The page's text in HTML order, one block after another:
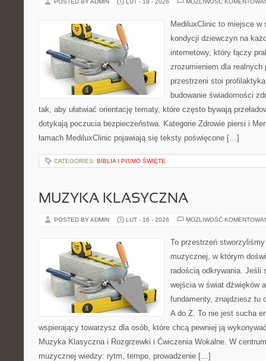
POSTED BY ADMIN LUT - 18 - 2026 MOŻLIWOŚĆ
MediluxClinic to miejsce
kondycji dziewczyn na
internetowy, który łączy
zrozumieniem dla
przestrzeni stoi
budowanie świadomości
tak, aby ułatwiać orientację tematy, które często bywają
dotykają poczucia bezpieczeństwa. Kategorie Zdrowie piersi i
łamach MediluxClinic pojawiają się teksty poświęcone […]
CATEGORIES: BIBLIA I PISMO ŚWIĘTE
MUZYKA KLASYCZNA
POSTED BY ADMIN LUT - 16 - 2026 MOŻLIWOŚĆ
To przestrzeń
muzycznej, w którym
radością odkrywania.
wejścia w świat dźwięków
fundamenty, znajdziesz tu
A do Z. To nie jest sucha
wspierający towarzysz dla osób, które chcą pewniej ją
Muzyka Klasyczna i Rozgrzewki i Ćwiczenia Wokalne. W
muzycznej wiedzy: rytm, tempo, prowadzenie […]